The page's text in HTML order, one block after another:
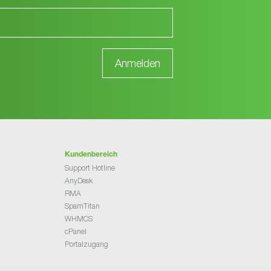
Kundenbereich
Support Hotline
AnyDesk
RMA
SpamTitan
WHMCS
cPanel
Portalzugang